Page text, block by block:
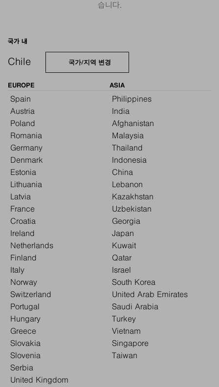
습니다.
국가 내
Chile 국가/지역 변경
EUROPE
Spain
Austria
Poland
Romania
Germany
Denmark
Estonia
Lithuania
Latvia
France
Croatia
Ireland
Netherlands
Finland
Italy
Norway
Switzerland
Portugal
Hungary
Greece
Slovakia
Slovenia
Serbia
United Kingdom
ASIA
Philippines
India
Afghanistan
Malaysia
Thailand
Indonesia
China
Lebanon
Kazakhstan
Uzbekistan
Georgia
Japan
Kuwait
Qatar
Israel
South Korea
United Arab Emirates
Saudi Arabia
Turkey
Vietnam
Singapore
Taiwan